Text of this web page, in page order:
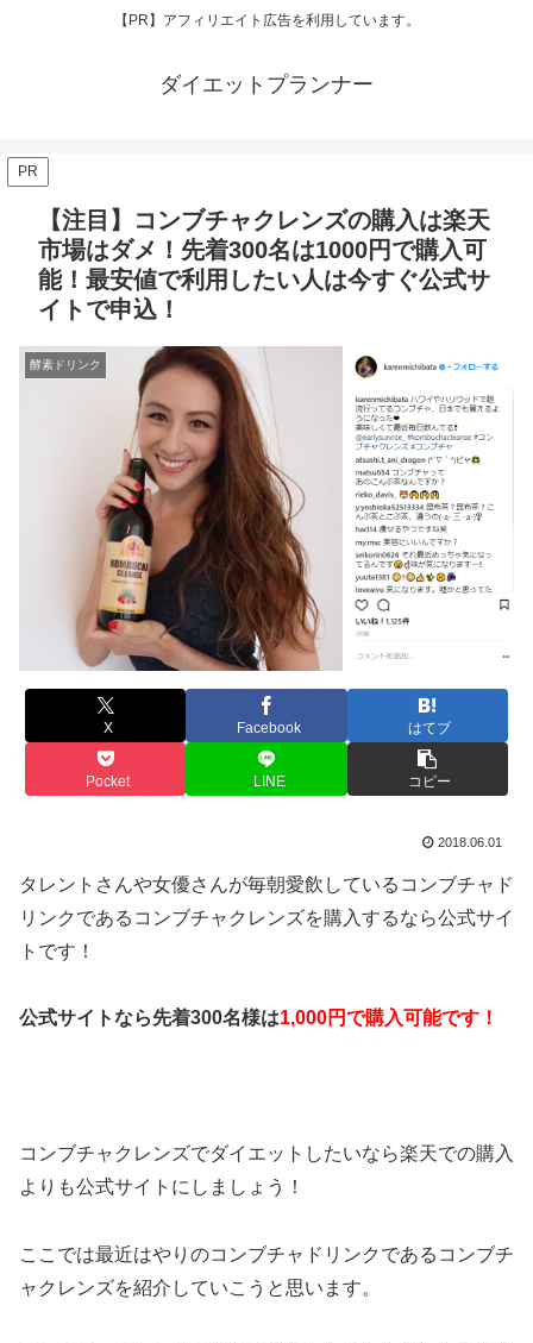
【PR】アフィリエイト広告を利用しています。
ダイエットプランナー
PR
【注目】コンブチャクレンズの購入は楽天
市場はダメ！先着300名は1000円で購入可
能！最安値で利用したい人は今すぐ公式サ
イトで申込！
酵素ドリンク
X Facebook はてブ
Pocket LINE コピー
2018.06.01
タレントさんや女優さんが毎朝愛飲しているコンブチャド
リンクであるコンブチャクレンズを購入するなら公式サイ
トです！
公式サイトなら先着300名様は1,000円で購入可能です！
コンブチャクレンズでダイエットしたいなら楽天での購入
よりも公式サイトにしましょう！
ここでは最近はやりのコンブチャドリンクであるコンブチ
ャクレンズを紹介していこうと思います。